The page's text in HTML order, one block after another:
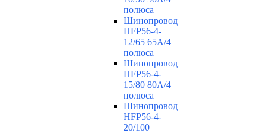
полюса
Шинопровод
HFP56-4-
12/65 65А/4
полюса
Шинопровод
HFP56-4-
15/80 80А/4
полюса
Шинопровод
HFP56-4-
20/100